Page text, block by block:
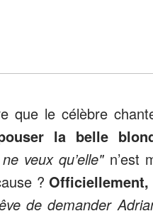
que le célèbre
la belle
veux qu’elle"n’est
? Officiellement,
de demander